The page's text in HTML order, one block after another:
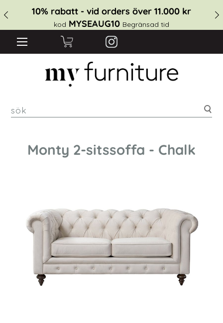
10% rabatt - vid orders över 11.000 kr
kod MYSEAUG10 Begränsad tid
Monty 2-sitssoffa - Chalk
bildgalleriet